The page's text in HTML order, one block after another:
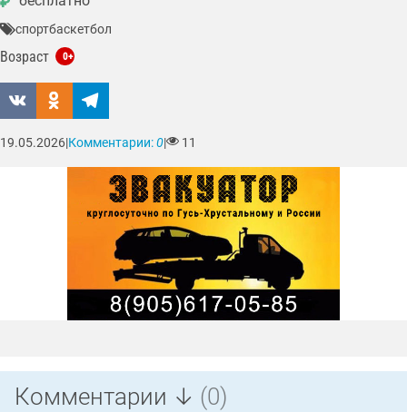
спортбаскетбол
Возраст 0+
19.05.2026 Комментарии:0 11
Комментарии ↓ (0)